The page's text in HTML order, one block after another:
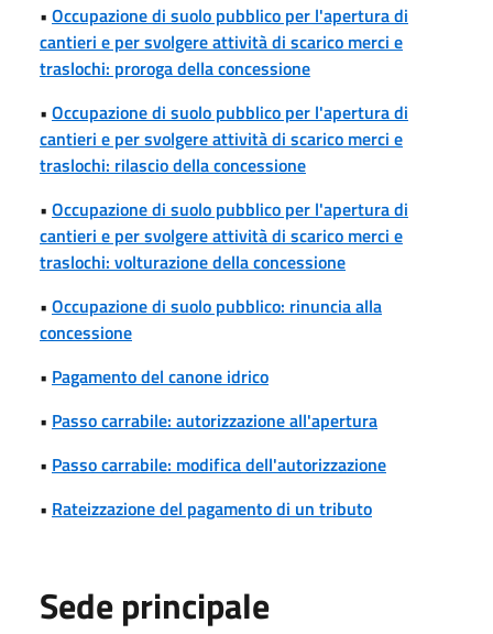
• Occupazione di suolo pubblico per l'apertura di
cantieri e per svolgere attività di scarico merci e
traslochi: proroga della concessione
• Occupazione di suolo pubblico per l'apertura di
cantieri e per svolgere attività di scarico merci e
traslochi: rilascio della concessione
• Occupazione di suolo pubblico per l'apertura di
cantieri e per svolgere attività di scarico merci e
traslochi: volturazione della concessione
• Occupazione di suolo pubblico: rinuncia alla
concessione
• Pagamento del canone idrico
• Passo carrabile: autorizzazione all'apertura
• Passo carrabile: modifica dell'autorizzazione
• Rateizzazione del pagamento di un tributo
Sede principale